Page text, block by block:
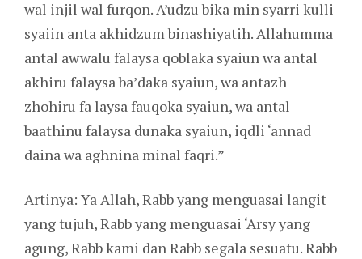
wal injil wal furqon. A’udzu bika min syarri kulli
syaiin anta akhidzum binashiyatih. Allahumma
antal awwalu falaysa qoblaka syaiun wa antal
akhiru falaysa ba’daka syaiun, wa antazh
zhohiru fa laysa fauqoka syaiun, wa antal
baathinu falaysa dunaka syaiun, iqdli ‘annad
daina wa aghnina minal faqri.”
Artinya: Ya Allah, Rabb yang menguasai langit
yang tujuh, Rabb yang menguasai ‘Arsy yang
agung, Rabb kami dan Rabb segala sesuatu. Rabb